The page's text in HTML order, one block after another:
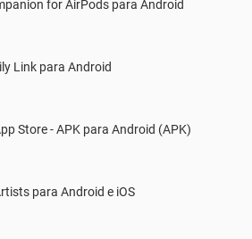
for AirPods para Android
Link para Android
Store - APK para Android (APK)
para Android e iOS